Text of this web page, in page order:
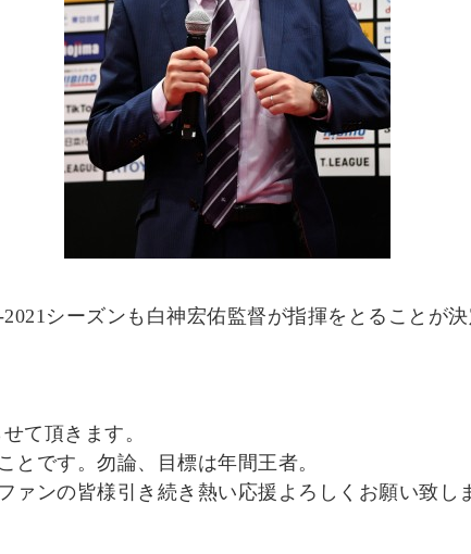
シーズンも白神宏佑監督が指揮をとることが
て頂きます。
とです。勿論、目標は年間王者。
ァンの皆様引き続き熱い応援よろしくお願い致し